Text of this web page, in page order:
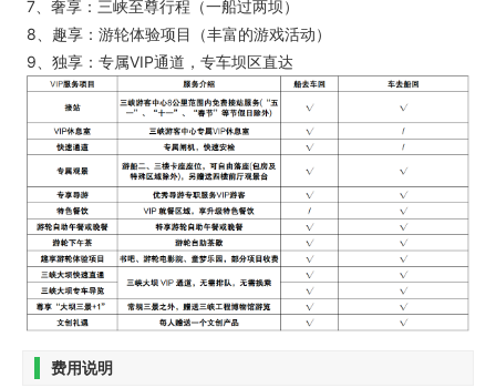
7、奢享：三峡至尊行程（一船过两坝）
8、趣享：游轮体验项目（丰富的游戏活动）
9、独享：专属VIP通道，专车坝区直达
费用说明